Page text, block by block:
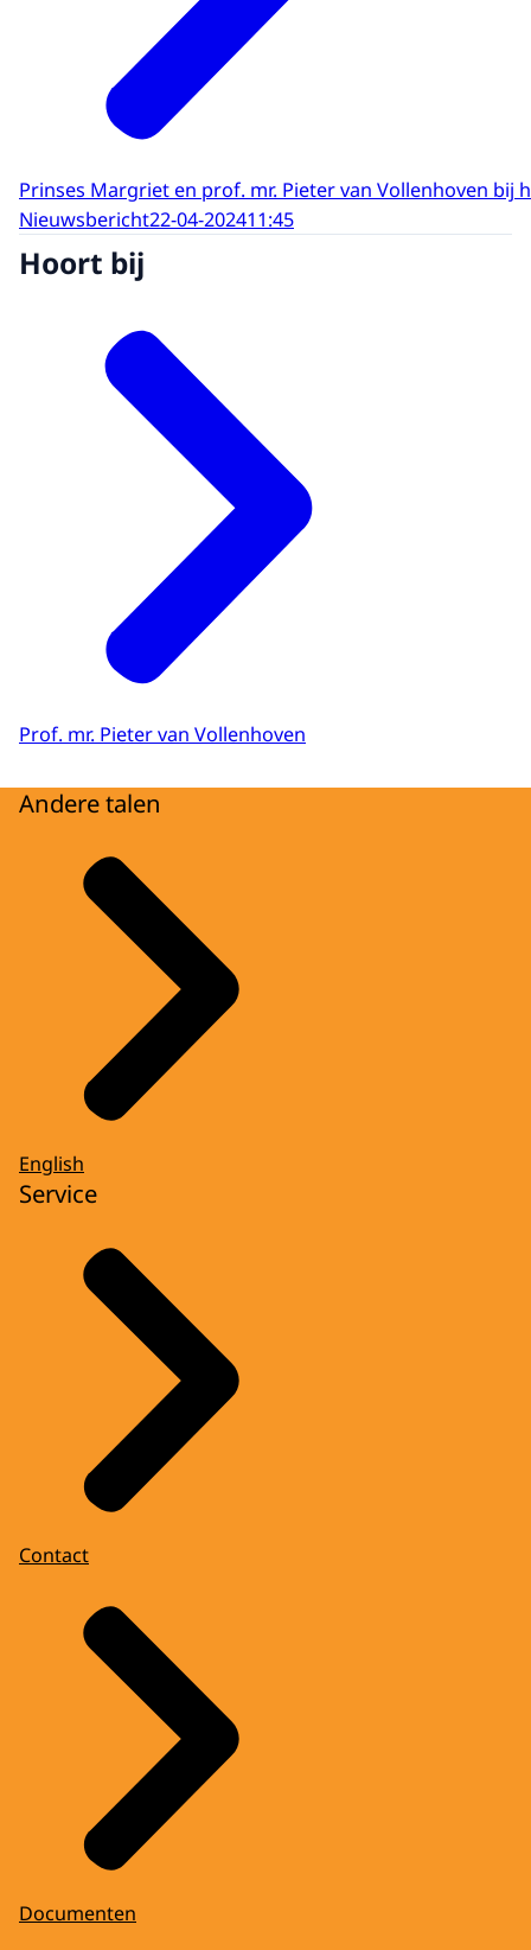
Prinses Margriet en prof. mr. Pieter van Vollenhoven bij
Nieuwsbericht22-04-202411:45
Hoort bij
Prof. mr. Pieter van Vollenhoven
Andere talen
English
Service
Contact
Documenten